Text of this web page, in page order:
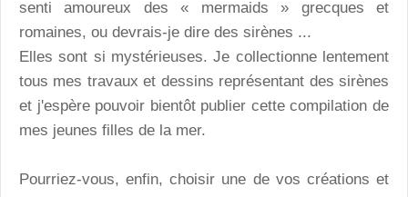
senti amoureux des « mermaids » grecques et
romaines, ou devrais-je dire des sirènes ...
Elles sont si mystérieuses. Je collectionne lentement
tous mes travaux et dessins représentant des sirènes
et j'espère pouvoir bientôt publier cette compilation de
mes jeunes filles de la mer.
Pourriez-vous, enfin, choisir une de vos créations et